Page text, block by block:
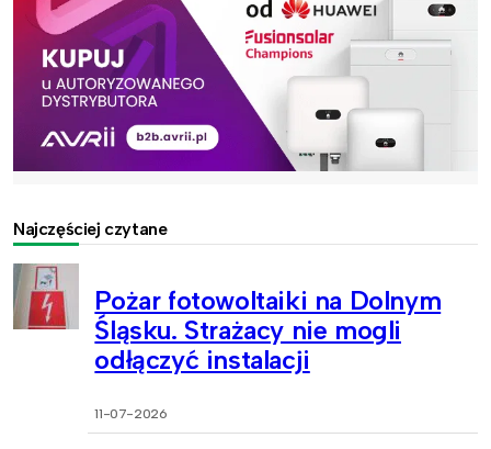
Najczęściej czytane
Pożar fotowoltaiki na Dolnym
Śląsku. Strażacy nie mogli
odłączyć instalacji
11-07-2026